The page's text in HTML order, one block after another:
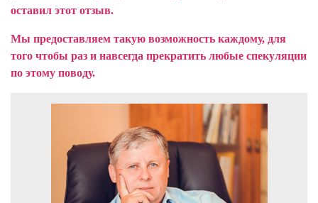
оставил этот отзыв.
Мы предоставляем такую возможность каждому, для
того чтобы раз и навсегда прекратить любые спекуляции
по этому поводу.